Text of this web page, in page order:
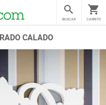
CARRITO
BUSCAR
CALADO